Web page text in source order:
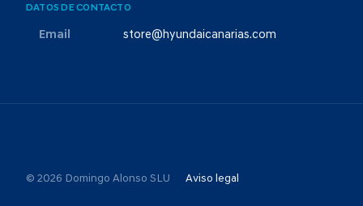
DATOS DE CONTACTO
Email store@hyundaicanarias.com
© 2026 Domingo Alonso SLU Aviso legal